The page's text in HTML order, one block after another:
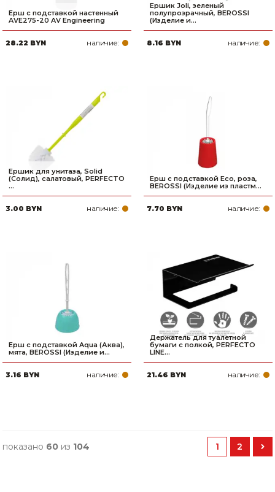
Ерш с подставкой настенный
AVE275-20 AV Engineering
28.22 BYN наличие:
Ершик Joli, зеленый
полупрозрачный, BEROSSI
(Изделие и...
8.16 BYN наличие:
Ершик для унитаза, Solid
(Солид), салатовый, PERFECTO
...
3.00 BYN наличие:
Ерш с подставкой Eco, роза,
BEROSSI (Изделие из пластм...
7.70 BYN наличие:
Ерш с подставкой Aqua (Аква),
мята, BEROSSI (Изделие и...
3.16 BYN наличие:
Держатель для туалетной
бумаги с полкой, PERFECTO
LINE...
21.46 BYN наличие:
показано 60 из 104 1 2